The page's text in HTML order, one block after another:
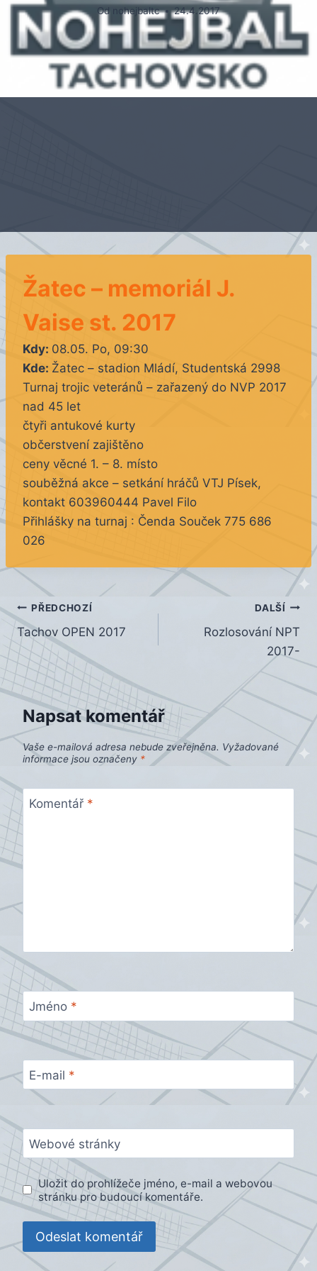
Od nohejbaltc 24.4.2017
Žatec – memoriál J.
Vaise st. 2017
Kdy: 08.05. Po, 09:30
Kde: Žatec – stadion Mládí, Studentská 2998
Turnaj trojic veteránů – zařazený do NVP 2017
nad 45 let
čtyři antukové kurty
občerstvení zajištěno
ceny věcné 1. – 8. místo
souběžná akce – setkání hráčů VTJ Písek,
kontakt 603960444 Pavel Filo
Přihlášky na turnaj : Čenda Souček 775 686
026
Navigace
pro
příspěvek
PŘEDCHOZÍ
Tachov OPEN 2017
DALŠÍ
Rozlosování NPT
2017-
Napsat komentář
Vaše e-mailová adresa nebude zveřejněna. Vyžadované
informace jsou označeny *
Komentář *
Jméno *
E-mail *
Webové stránky
Uložit do prohlížeče jméno, e-mail a webovou
stránku pro budoucí komentáře.